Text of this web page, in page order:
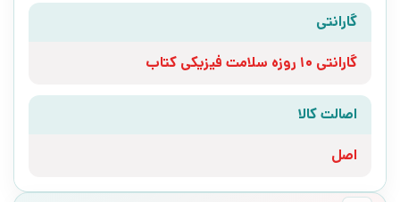
گارانتی
گارانتی 10 روزه سلامت فیزیکی کتاب
اصالت کالا
اصل